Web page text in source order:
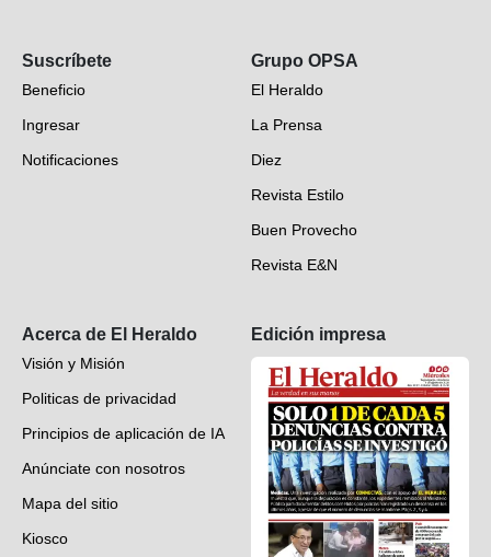
EH Verifica
Fotogalerías
Deportes
Videos
Suscríbete
Beneficio
Ingresar
Notificaciones
Grupo OPSA
El Heraldo
La Prensa
Diez
Revista Estilo
Buen Provecho
Revista E&N
Acerca de El Heraldo
Visión y Misión
Politicas de privacidad
Principios de aplicación de IA
Anúnciate con nosotros
Mapa del sitio
Kiosco
Edición impresa